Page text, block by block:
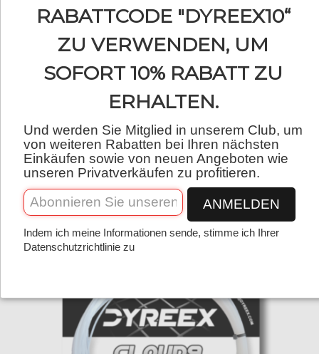
INFORMATIONEN▼
0
Deutsch
Die multifilen und synthetischen Tennissaiten
von Dyreex bieten einen ausgezeichneten
guten Ballkontakt. Für Spieler, die ihre Saiten
nicht reißen lassen oder junge Wettkämpfer.
RABATTCODE "DYREEX10“
ZU VERWENDEN, UM
SOFORT 10% RABATT ZU
ERHALTEN.
Und werden Sie Mitglied in unserem Club, um
von weiteren Rabatten bei Ihren nächsten
Einkäufen sowie von neuen Angeboten wie
unseren Privatverkäufen zu profitieren.
ANMELDEN
Indem ich meine Informationen sende, stimme ich Ihrer
Datenschutzrichtlinie zu